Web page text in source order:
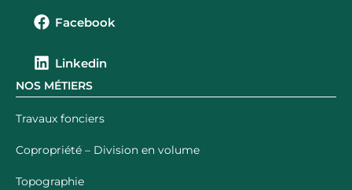
Facebook
Linkedin
NOS MÉTIERS
Travaux fonciers
Copropriété – Division en volume
Topographie